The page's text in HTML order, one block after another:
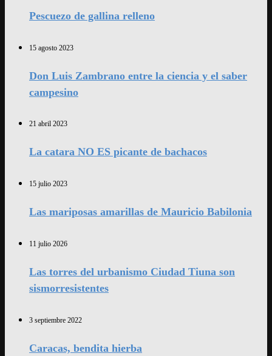
Pescuezo de gallina relleno
15 agosto 2023
Don Luis Zambrano entre la ciencia y el saber
campesino
21 abril 2023
La catara NO ES picante de bachacos
15 julio 2023
Las mariposas amarillas de Mauricio Babilonia
11 julio 2026
Las torres del urbanismo Ciudad Tiuna son
sismorresistentes
3 septiembre 2022
Caracas, bendita hierba